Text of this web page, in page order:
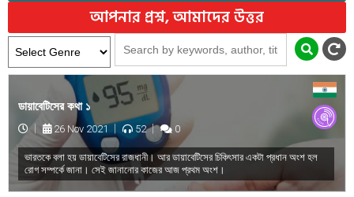
আপনার প্রশ্ন, আমাদের উত্তর